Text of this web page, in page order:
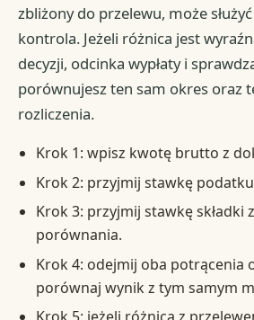
zbliżony do przelewu, może
kontrola. Jeżeli różnica jest
decyzji, odcinka wypłaty i
porównujesz ten sam okres oraz
rozliczenia.
Krok 1: wpisz kwotę brutto z
Krok 2: przyjmij stawkę
Krok 3: przyjmij stawkę składki
porównania.
Krok 4: odejmij oba potrącenia
porównaj wynik z tym samym